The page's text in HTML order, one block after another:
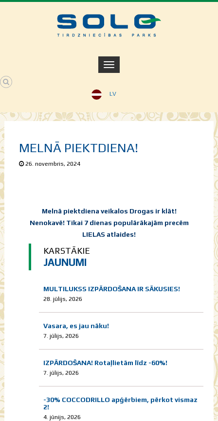
LV
MELNĀ PIEKTDIENA!
26. novembris, 2024
Melnā piektdiena veikalos Drogas ir klāt!
Nenokavē! Tikai 7 dienas populārākajām precēm
LIELAS atlaides!
KARSTĀKIE
JAUNUMI
MULTILUKSS IZPĀRDOŠANA IR SĀKUSIES!
28. jūlijs, 2026
Vasara, es jau nāku!
7. jūlijs, 2026
IZPĀRDOŠANA! Rotaļlietām līdz -60%!
7. jūlijs, 2026
-30% COCCODRILLO apģērbiem, pērkot vismaz
2!
4. jūnijs, 2026